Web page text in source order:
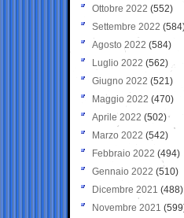
Ottobre 2022 (552)
Settembre 2022
Agosto 2022 (584)
Luglio 2022 (562)
Giugno 2022 (521)
Maggio 2022 (470)
Aprile 2022 (502)
Marzo 2022 (542)
Febbraio 2022 (494)
Gennaio 2022 (510)
Dicembre 2021 (488)
Novembre 2021